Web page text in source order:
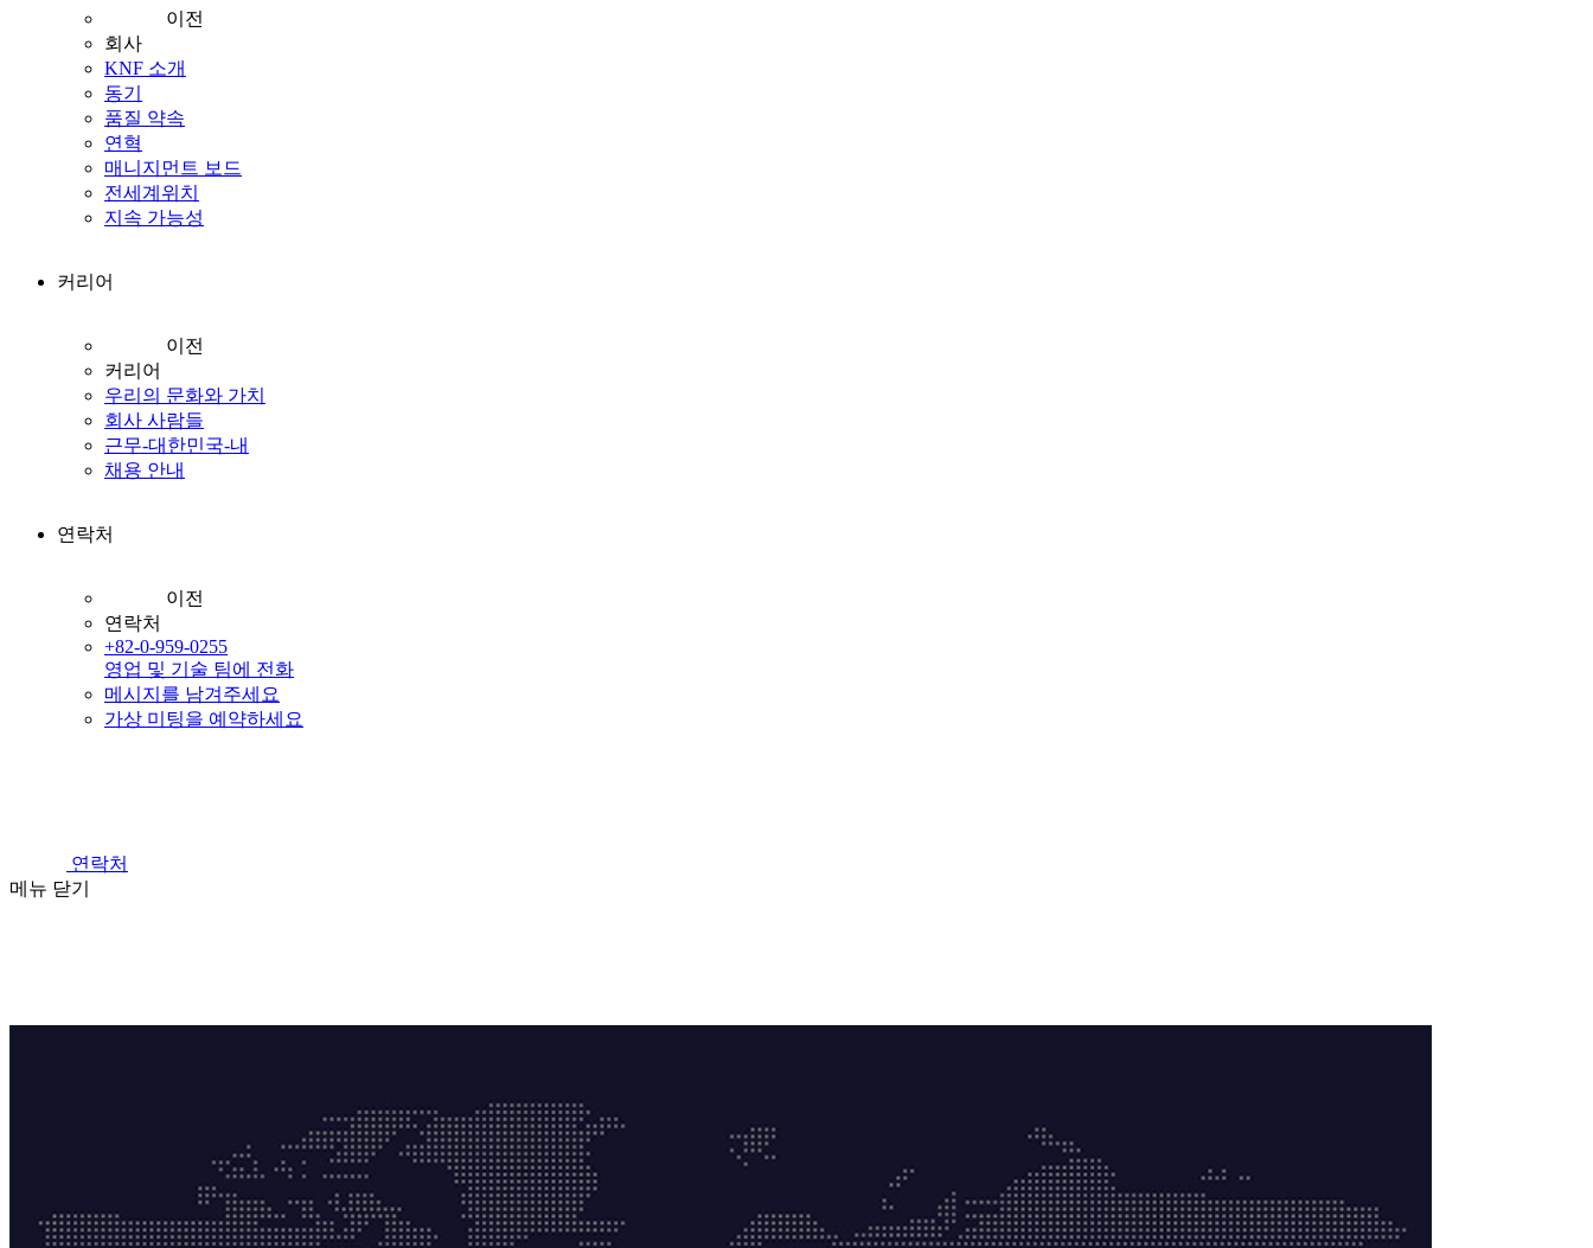
이전
회사
KNF 소개
동기
품질 약속
연혁
매니지먼트 보드
전세계위치
지속 가능성
커리어
이전
커리어
우리의 문화와 가치
회사 사람들
근무-대한민국-내
채용 안내
연락처
이전
연락처
+82-0-959-0255
영업 및 기술 팀에 전화
메시지를 남겨주세요
가상 미팅을 예약하세요
연락처
메뉴 닫기